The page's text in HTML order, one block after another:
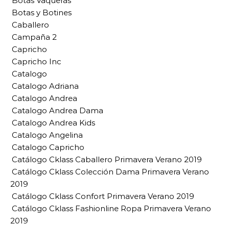
Botas y Botines
Caballero
Campaña 2
Capricho
Capricho Inc
Catalogo
Catalogo Adriana
Catalogo Andrea
Catalogo Andrea Dama
Catalogo Andrea Kids
Catalogo Angelina
Catalogo Capricho
Catálogo Cklass Caballero Primavera Verano 2019
Catálogo Cklass Colección Dama Primavera Verano
2019
Catálogo Cklass Confort Primavera Verano 2019
Catálogo Cklass Fashionline Ropa Primavera Verano
2019